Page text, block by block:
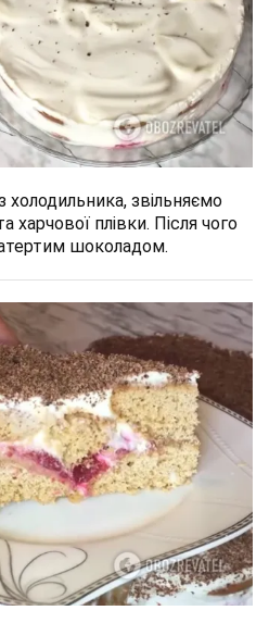
звільняємо
харчової плівки. Після чого
шоколадом.